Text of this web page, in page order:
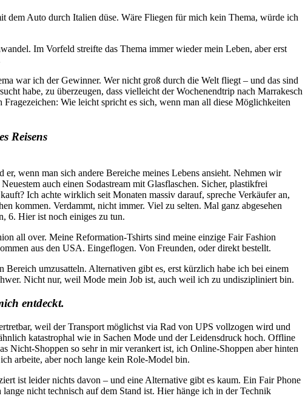
dem Auto durch Italien düse. Wäre Fliegen für mich kein Thema, würde ich
Im Vorfeld streifte das Thema immer wieder mein Leben, aber erst
war ich der Gewinner. Wer nicht groß durch die Welt fliegt – und das sind
habe, zu überzeugen, dass vielleicht der Wochenendtrip nach Marrakesch
Wie leicht spricht es sich, wenn man all diese Möglichkeiten
Reisens
wenn man sich andere Bereiche meines Lebens ansieht. Nehmen wir
auch einen Sodastream mit Glasflaschen. Sicher, plastikfrei
Ich achte wirklich seit Monaten massiv darauf, spreche Verkäufer an,
kommen. Verdammt, nicht immer. Viel zu selten. Mal ganz abgesehen
6. Hier ist noch einiges zu tun.
all over. Meine Reformation-Tshirts sind meine einzige Fair Fashion
aus den USA. Eingeflogen. Von Freunden, oder direkt bestellt.
umzusatteln. Alternativen gibt es, erst kürzlich habe ich bei einem
Nicht nur, weil Mode mein Job ist, auch weil ich zu undiszipliniert bin.
entdeckt.
weil der Transport möglichst via Rad von UPS vollzogen wird und
katastrophal wie in Sachen Mode und der Leidensdruck hoch. Offline
Nicht-Shoppen so sehr in mir verankert ist, ich Online-Shoppen aber hinten
arbeite, aber noch lange kein Role-Model bin.
ist leider nichts davon – und eine Alternative gibt es kaum. Ein Fair Phone
nicht technisch auf dem Stand ist. Hier hänge ich in der Technik